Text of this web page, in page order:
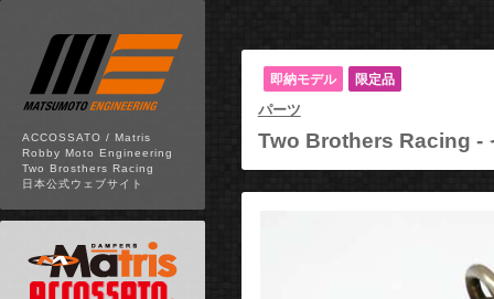
ACCOSSATO / Matris
Robby Moto Engineering
Two Brosthers Racing
日本公式ウェブサイト
即納モデル 限定品
パーツ
Two Brothers Racing -